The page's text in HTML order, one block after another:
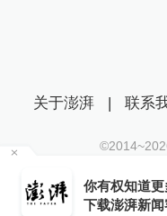
你有权知道更
下载澎湃新
关于澎湃 | 联系
©2014~
互联网新闻信